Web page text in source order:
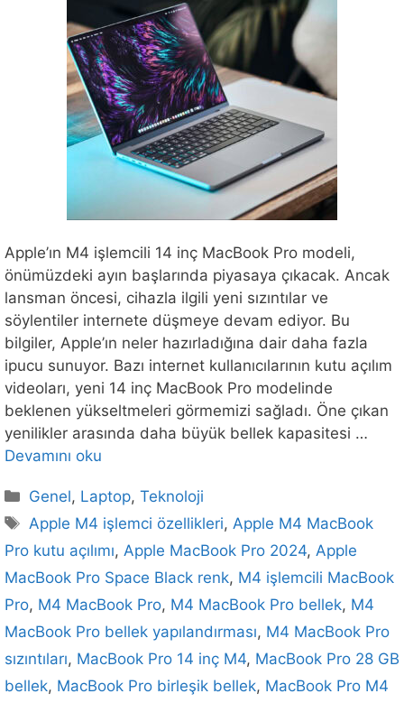
Apple’ın M4 işlemcili 14 inç MacBook Pro modeli,
önümüzdeki ayın başlarında piyasaya çıkacak. Ancak
lansman öncesi, cihazla ilgili yeni sızıntılar ve
söylentiler internete düşmeye devam ediyor. Bu
bilgiler, Apple’ın neler hazırladığına dair daha fazla
ipucu sunuyor. Bazı internet kullanıcılarının kutu açılım
videoları, yeni 14 inç MacBook Pro modelinde
beklenen yükseltmeleri görmemizi sağladı. Öne çıkan
yenilikler arasında daha büyük bellek kapasitesi …
Devamını oku
Kategoriler
Genel, Laptop,Teknoloji
Etiketler
Apple M4 işlemci özellikleri,Apple M4 MacBook
Pro kutu açılımı, Apple MacBook Pro 2024, Apple
MacBook Pro Space Black renk, M4 işlemcili MacBook
Pro, M4 MacBook Pro, M4 MacBook Pro bellek, M4
MacBook Pro bellek yapılandırması, M4 MacBook Pro
sızıntıları, MacBook Pro 14 inç M4, MacBook Pro 28 GB
bellek, MacBook Pro birleşik bellek, MacBook Pro M4